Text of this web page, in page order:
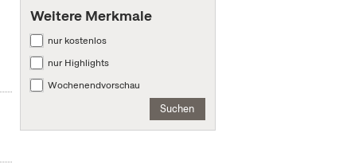
Weitere Merkmale
nur kostenlos
nur Highlights
Wochenendvorschau
Suchen